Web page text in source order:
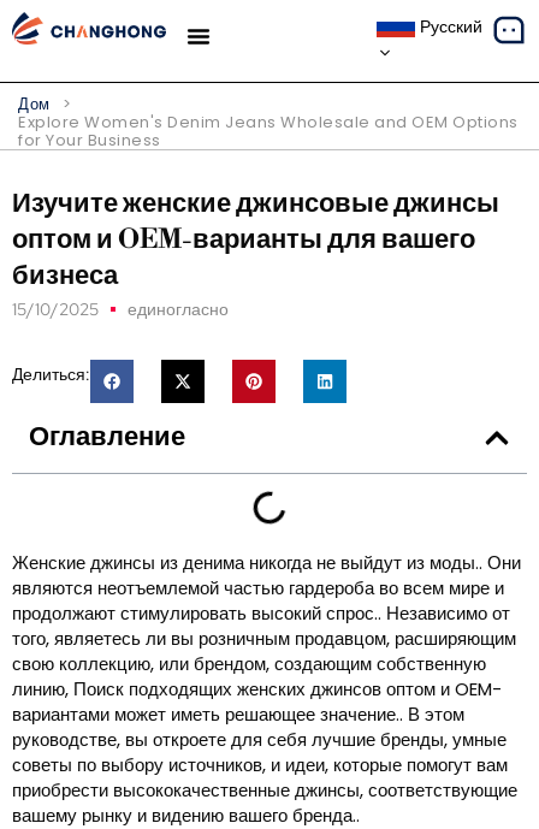
Русский
Дом >
Explore Women's Denim Jeans Wholesale and OEM Options
for Your Business
Изучите женские джинсовые джинсы
оптом и OEM-варианты для вашего
бизнеса
15/10/2025 единогласно
Делиться:
Оглавление
Женские джинсы из денима никогда не выйдут из моды.. Они
являются неотъемлемой частью гардероба во всем мире и
продолжают стимулировать высокий спрос.. Независимо от
того, являетесь ли вы розничным продавцом, расширяющим
свою коллекцию, или брендом, создающим собственную
линию, Поиск подходящих женских джинсов оптом и OEM-
вариантами может иметь решающее значение.. В этом
руководстве, вы откроете для себя лучшие бренды, умные
советы по выбору источников, и идеи, которые помогут вам
приобрести высококачественные джинсы, соответствующие
вашему рынку и видению вашего бренда..